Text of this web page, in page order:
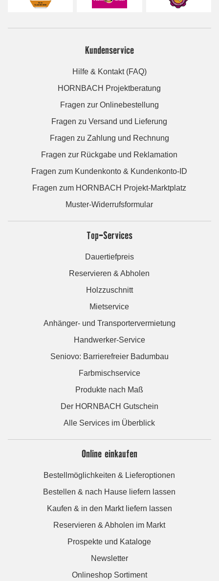
Kundenservice
Hilfe & Kontakt (FAQ)
HORNBACH Projektberatung
Fragen zur Onlinebestellung
Fragen zu Versand und Lieferung
Fragen zu Zahlung und Rechnung
Fragen zur Rückgabe und Reklamation
Fragen zum Kundenkonto & Kundenkonto-ID
Fragen zum HORNBACH Projekt-Marktplatz
Muster-Widerrufsformular
Top-Services
Dauertiefpreis
Reservieren & Abholen
Holzzuschnitt
Mietservice
Anhänger- und Transportervermietung
Handwerker-Service
Seniovo: Barrierefreier Badumbau
Farbmischservice
Produkte nach Maß
Der HORNBACH Gutschein
Alle Services im Überblick
Online einkaufen
Bestellmöglichkeiten & Lieferoptionen
Bestellen & nach Hause liefern lassen
Kaufen & in den Markt liefern lassen
Reservieren & Abholen im Markt
Prospekte und Kataloge
Newsletter
Onlineshop Sortiment